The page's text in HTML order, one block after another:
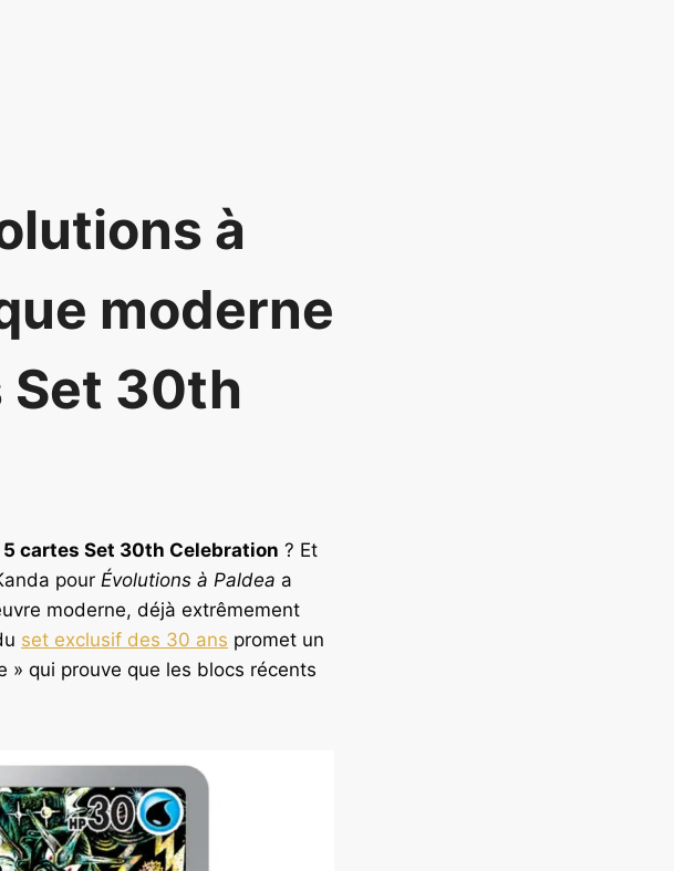
à
moderne
Set 30th
5 cartes Set 30th Celebration ? Et
pour Évolutions à Paldea a
moderne, déjà extrêmement
set exclusif des 30 ans promet un
» qui prouve que les blocs récents